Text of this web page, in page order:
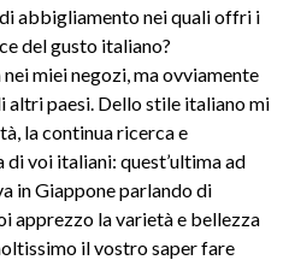
abbigliamento nei quali offri i
del gusto italiano?
miei negozi, ma ovviamente
paesi. Dello stile italiano mi
la continua ricerca e
di voi italiani: quest’ultima ad
in Giappone parlando di
apprezzo la varietà e bellezza
il vostro saper fare